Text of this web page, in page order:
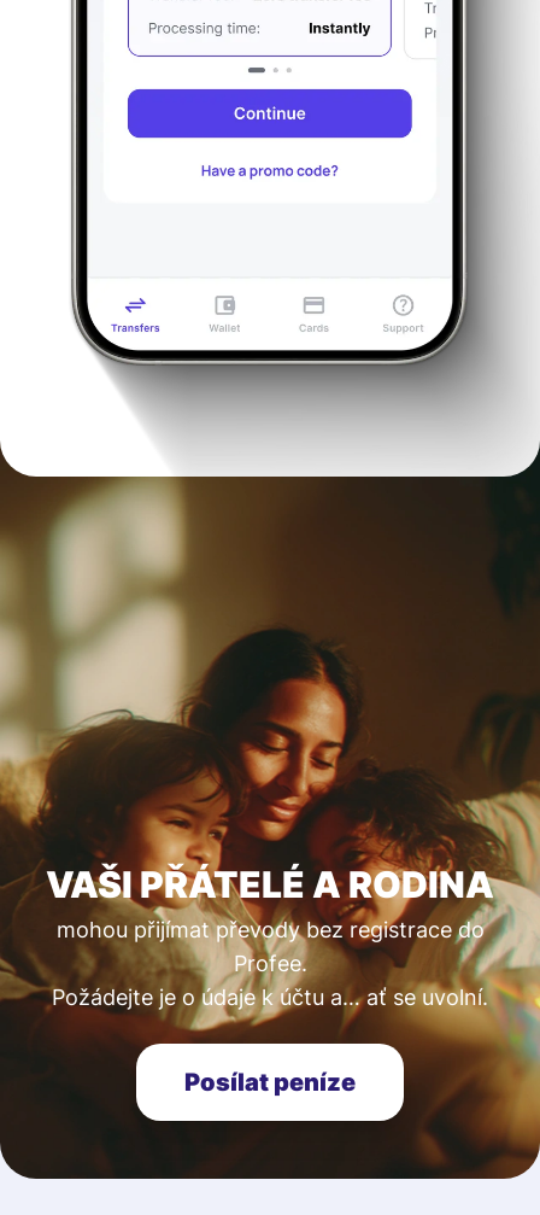
VAŠI PŘÁTELÉ A RODINA
mohou přijímat převody bez registrace do
Profee.
Požádejte je o údaje k účtu a… ať se uvolní.
Posílat peníze